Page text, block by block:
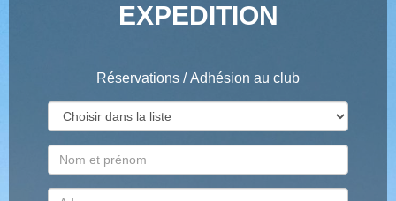
EXPEDITION
Réservations / Adhésion au club